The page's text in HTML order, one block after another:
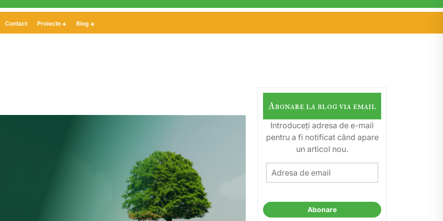
Contact Proiecte Blog
Abonare la blog via email
Introduceți adresa de e-mail
pentru a fi notificat când apare
un articol nou.
Adresa
de
Abonare